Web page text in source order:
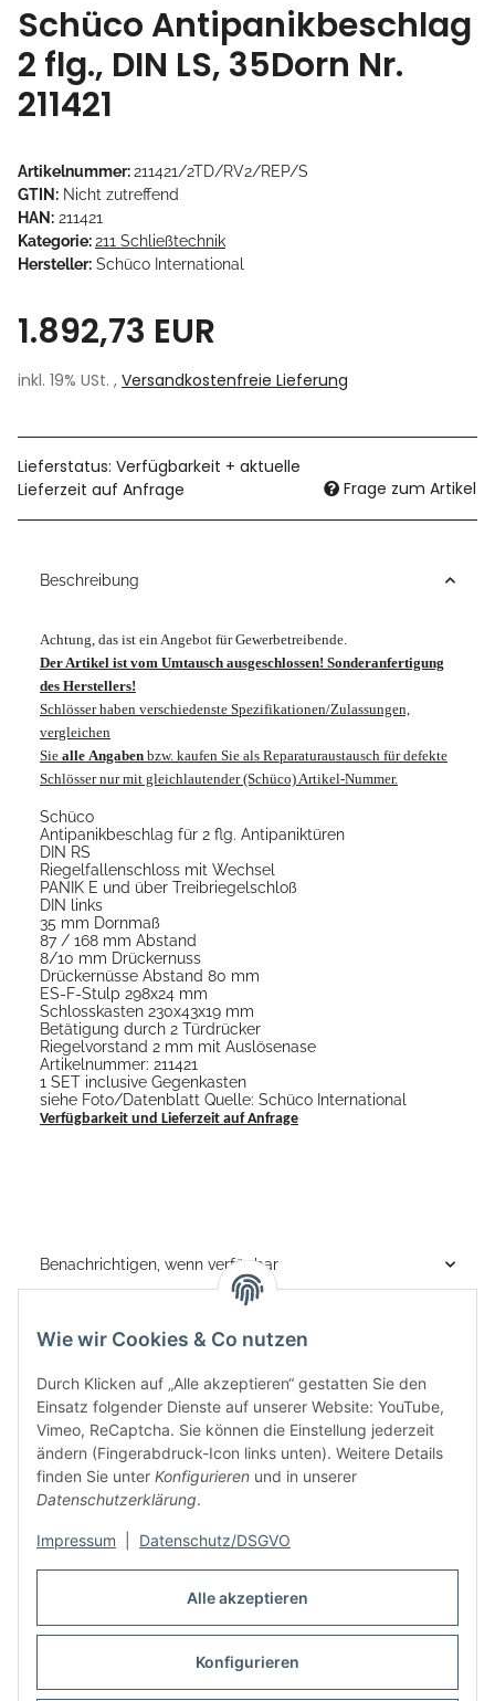
Alle akzeptieren
Konfigurieren
Wie wir Cookies & Co nutzen
Durch Klicken auf „Alle akzeptieren“ gestatten Sie den
Einsatz folgender Dienste auf unserer Website: YouTube,
Vimeo, ReCaptcha. Sie können die Einstellung jederzeit
ändern (Fingerabdruck-Icon links unten). Weitere Details
finden Sie unter Konfigurieren und in unserer
Datenschutzerklärung.
Impressum Datenschutz/DSGVO
Schüco Antipanikbeschlag
2 flg., DIN LS, 35Dorn Nr.
211421
Artikelnummer:211421/2TD/RV2/REP/S
GTIN: Nicht zutreffend
HAN: 211421
Kategorie:211 Schließtechnik
Hersteller: Schüco International
1.892,73 EUR
inkl. 19% USt. , Versandkostenfreie Lieferung
Lieferstatus: Verfügbarkeit + aktuelle
Lieferzeit auf Anfrage
Frage zum Artikel
Beschreibung
Achtung, das ist ein Angebot für Gewerbetreibende.
Der Artikel ist vom Umtausch ausgeschlossen! Sonderanfertigung
des Herstellers!
Schlösser haben verschiedenste Spezifikationen/Zulassungen,
vergleichen
Sie alle Angaben bzw. kaufen Sie als Reparaturaustausch für defekte
Schlösser nur mit gleichlautender (Schüco) Artikel-Nummer.
Schüco
Antipanikbeschlag für 2 flg. Antipaniktüren
DIN RS
Riegelfallenschloss mit Wechsel
PANIK E und über Treibriegelschloß
DIN links
35 mm Dornmaß
87 / 168 mm Abstand
8/10 mm Drückernuss
Drückernüsse Abstand 80 mm
ES-F-Stulp 298x24 mm
Schlosskasten 230x43x19 mm
Betätigung durch 2 Türdrücker
Riegelvorstand 2 mm mit Auslösenase
Artikelnummer: 211421
1 SET inclusive Gegenkasten
siehe Foto/Datenblatt Quelle: Schüco International
Verfügbarkeit und Lieferzeit auf Anfrage
Benachrichtigen, wenn verfügbar
Informationen
Rechtliches
Vertrag widerrufen